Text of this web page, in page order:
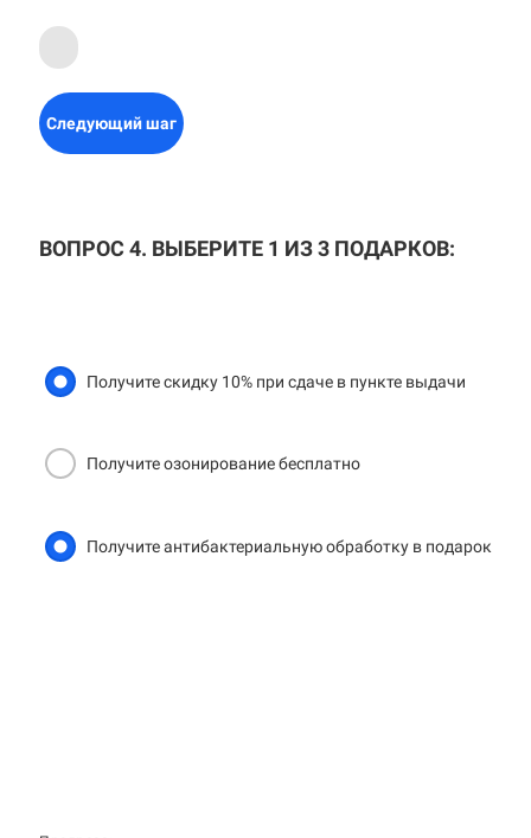
Следующий шаг
ВОПРОС 4. ВЫБЕРИТЕ 1 ИЗ 3 ПОДАРКОВ:
Получите скидку 10% при сдаче в пункте выдачи
Получите озонирование бесплатно
Получите антибактериальную обработку в подарок